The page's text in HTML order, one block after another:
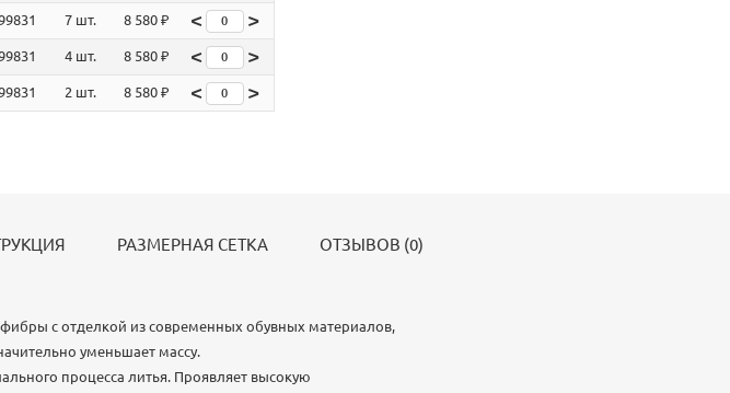
7 шт. 8 580 ₽ < >
4 шт. 8 580 ₽ < >
2 шт. 8 580 ₽ < >
РАЗМЕРНАЯ СЕТКА ОТЗЫВОВ (0)
с отделкой из современных обувных материалов,
уменьшает массу.
процесса литья. Проявляет высокую